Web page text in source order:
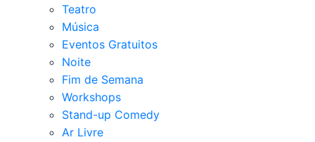
Teatro
Música
Eventos Gratuitos
Noite
Fim de Semana
Workshops
Stand-up Comedy
Ar Livre